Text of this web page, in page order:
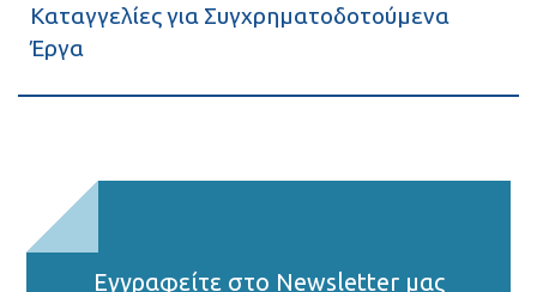
Καταγγελίες για Συγχρηματοδοτούμενα
Έργα
Εγγραφείτε στο Νewsletter μας